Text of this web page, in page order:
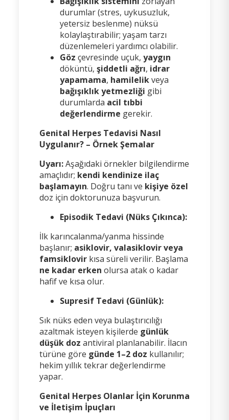
durumlar (stres, uykusuzluk,
yetersiz beslenme) nüksü
kolaylaştırabilir; yaşam tarzı
düzenlemeleri yardımcı olabilir.
Göz çevresinde uçuk, yaygın
döküntü, şiddetli ağrı, idrar
yapamama, hamilelikveya
bağışıklık yetmezliği gibi
durumlarda acil tıbbi
değerlendirme gerekir.
Genital Herpes Tedavisi Nasıl
Uygulanır? – Örnek Şemalar
Uyarı:Aşağıdaki örnekler bilgilendirme
amaçlıdır; kendi kendinize ilaç
başlamayın. Doğru tanı ve kişiye özel
doz için doktorunuza başvurun.
Episodik Tedavi (Nüks Çıkınca):
İlk karıncalanma/yanma hissinde
başlanır; asiklovir, valasiklovir veya
famsiklovirkısa süreli verilir. Başlama
ne kadar erken olursa atak o kadar
hafif ve kısa olur.
Supresif Tedavi (Günlük):
Sık nüks eden veya bulaştırıcılığı
azaltmak isteyen kişilerde günlük
düşük doz antiviral planlanabilir. İlacın
türüne göre günde 1–2 doz kullanılır;
hekim yıllık tekrar değerlendirme
yapar.
Genital Herpes Olanlar İçin Korunma
ve İletişim İpuçları